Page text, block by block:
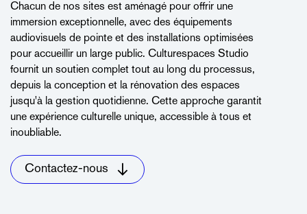
Chacun de nos sites est aménagé pour offrir une
immersion exceptionnelle, avec des équipements
audiovisuels de pointe et des installations optimisées
pour accueillir un large public. Culturespaces Studio
fournit un soutien complet tout au long du processus,
depuis la conception et la rénovation des espaces
jusqu'à la gestion quotidienne. Cette approche garantit
une expérience culturelle unique, accessible à tous et
inoubliable.
Contactez-nous